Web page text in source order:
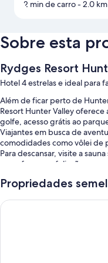
2 min de carro- 2.0 km
Sobre esta
Rydges Resort
Hotel 4 estrelas e ideal para
Além de ficar perto de
Resort Hunter Valley
golfe, acesso grátis ao
Viajantes em busca de
comodidades como vôlei de
Para descansar, visite a
que oferece esfoliação
manhã, brunch, almoço,
se conectar ao Wi-Fi grátis
Propriedades
Oaks Cypress Lakes Resort